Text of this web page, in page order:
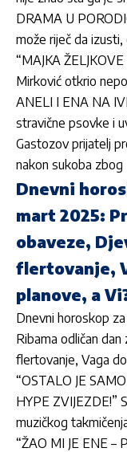
DRAMA U
može riječ da
“MAJKA
Mirković otkrio
ANELI I ENA NA
stravične psovke i
Gastozov prijatelj
nakon sukoba zbog
Dnevni
mart 2025:
obaveze,
flertovanje,
planove, a
Dnevni horoskop
Ribama odličan
flertovanje, Vaga
“OSTALO JE
HYPE ZVIJEZDE!”
muzičkog
“ŽAO MI JE ENE –